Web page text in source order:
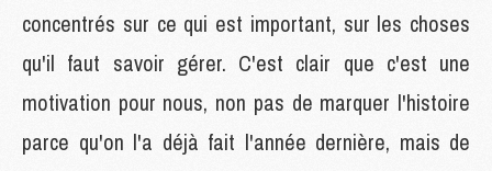
concentrés sur ce qui est important, sur les choses
qu'il faut savoir gérer. C'est clair que c'est une
motivation pour nous, non pas de marquer l'histoire
parce qu'on l'a déjà fait l'année dernière, mais de